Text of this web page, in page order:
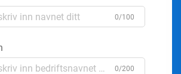
0/100
0/200